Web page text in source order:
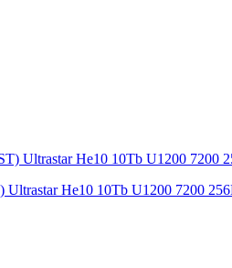
He10 10Tb U1200 7200